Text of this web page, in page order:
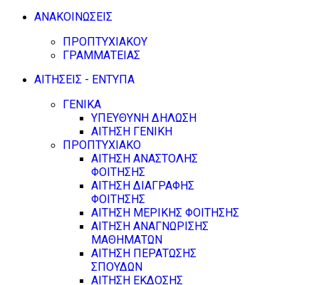
ΑΝΑΚΟΙΝΩΣΕΙΣ
ΠΡΟΠΤΥΧΙΑΚΟΥ
ΓΡΑΜΜΑΤΕΙΑΣ
ΑΙΤΗΣΕΙΣ - ΕΝΤΥΠΑ
ΓΕΝΙΚΑ
ΥΠΕΥΘΥΝΗ ΔΗΛΩΣΗ
ΑΙΤΗΣΗ ΓΕΝΙΚΗ
ΠΡΟΠΤΥΧΙΑΚΟ
ΑΙΤΗΣΗ ΑΝΑΣΤΟΛΗΣ
ΦΟΙΤΗΣΗΣ
ΑΙΤΗΣΗ ΔΙΑΓΡΑΦΗΣ
ΦΟΙΤΗΣΗΣ
ΑΙΤΗΣΗ ΜΕΡΙΚΗΣ ΦΟΙΤΗΣΗΣ
ΑΙΤΗΣΗ ΑΝΑΓΝΩΡΙΣΗΣ
ΜΑΘΗΜΑΤΩΝ
ΑΙΤΗΣΗ ΠΕΡΑΤΩΣΗΣ
ΣΠΟΥΔΩΝ
ΑΙΤΗΣΗ ΕΚΔΟΣΗΣ